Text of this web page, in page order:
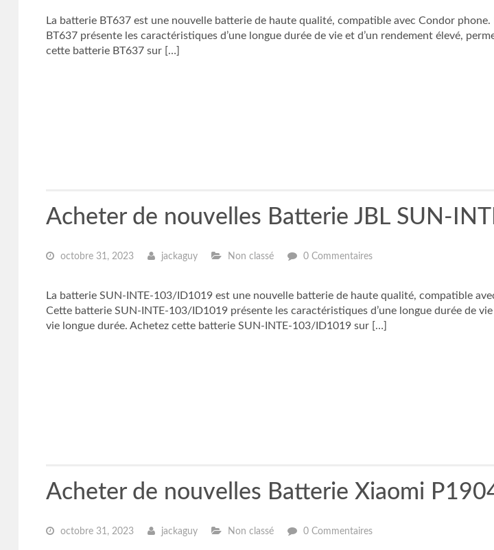
La batterie BT637 est une nouvelle batterie de haute qualité, compatible avec Condor
BT637 présente les caractéristiques d’une longue durée de vie et d’un rendement élevé,
cette batterie BT637 sur […]
Acheter de nouvelles Batterie JBL SUN-
octobre 31, 2023 jackaguy Non classé 0 Commentaires
La batterie SUN-INTE-103/ID1019 est une nouvelle batterie de haute qualité, compatible
Cette batterie SUN-INTE-103/ID1019 présente les caractéristiques d’une longue durée de
vie longue durée. Achetez cette batterie SUN-INTE-103/ID1019 sur […]
Acheter de nouvelles Batterie Xiaomi
octobre 31, 2023 jackaguy Non classé 0 Commentaires